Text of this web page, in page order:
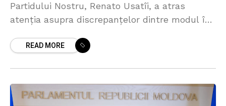
Partidului Nostru, Renato Usatîi, a atras
atenția asupra discrepanțelor dintre modul în
tranzacțiile cetățenilor obișnuiți și ușurința cu
READ MORE